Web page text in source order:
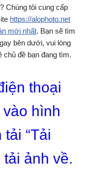
Chúng tôi cung cấp
https://alophoto.net
mới nhất. Bạn sẽ tìm
bên dưới, vui lòng
chủ đề bạn đang tìm.
thoại
hình
“Tải
tải ảnh về.